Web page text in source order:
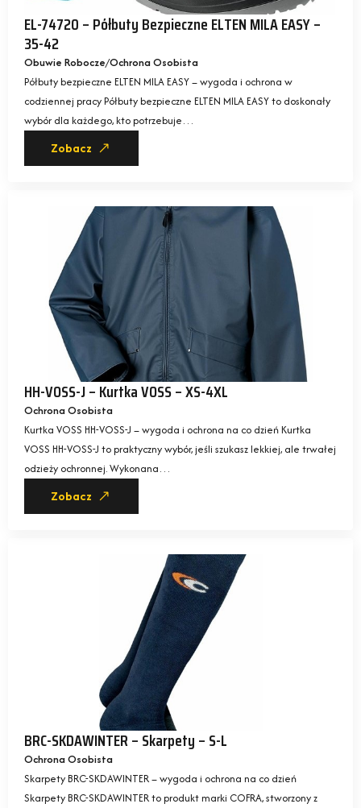
EL-74720 – Półbuty Bezpieczne ELTEN MILA EASY –
35-42
Obuwie Robocze Ochrona Osobista
Półbuty bezpieczne ELTEN MILA EASY – wygoda i ochrona w
codziennej pracy Półbuty bezpieczne ELTEN MILA EASY to doskonały
wybór dla każdego, kto potrzebuje…
Zobacz
HH-VOSS-J – Kurtka VOSS – XS-4XL
Ochrona Osobista
Kurtka VOSS HH-VOSS-J – wygoda i ochrona na co dzień Kurtka
VOSS HH-VOSS-J to praktyczny wybór, jeśli szukasz lekkiej, ale trwałej
odzieży ochronnej. Wykonana…
Zobacz
BRC-SKDAWINTER – Skarpety – S-L
Ochrona Osobista
Skarpety BRC-SKDAWINTER – wygoda i ochrona na co dzień
Skarpety BRC-SKDAWINTER to produkt marki COFRA, stworzony z